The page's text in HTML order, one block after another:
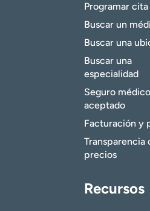
Programar cita
Buscar un
Buscar una
Buscar una
especialidad
Seguro médico
aceptado
Facturación y
Transparencia
precios
Recursos